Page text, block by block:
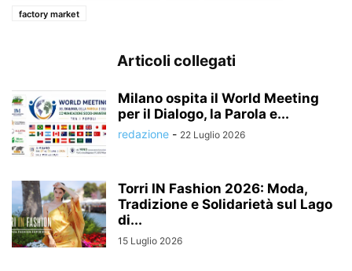
factory market
Articoli collegati
Milano ospita il World Meeting
per il Dialogo, la Parola e...
redazione - 22 Luglio 2026
Torri IN Fashion 2026: Moda,
Tradizione e Solidarietà sul Lago
di...
15 Luglio 2026